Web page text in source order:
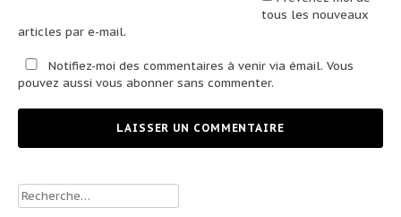
tous les nouveaux
articles par e-mail.
Notifiez-moi des commentaires à venir via émail. Vous
pouvez aussi vous abonner sans commenter.
Rechercher :